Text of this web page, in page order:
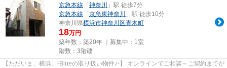
京急本線 「 神奈川
」駅 徒歩7分
京急本線 「 京急東神奈川
」駅 徒歩10分
神奈川県横浜市神奈川区青木町
18万円
築年数：築20年 ｜募集中： 1室
階数：3階建
【ただいま、横浜。-Blueの取り扱い物件♪-】 オンラインでご相談～ご契約までが